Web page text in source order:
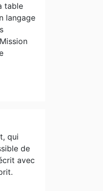
table
langage
qui
de
avec